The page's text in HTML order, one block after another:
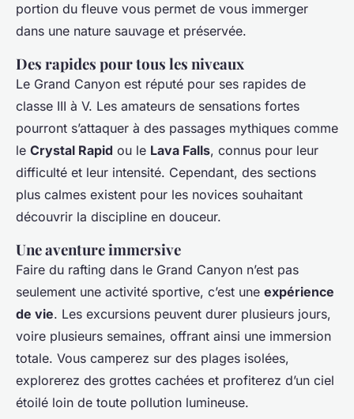
portion du fleuve vous permet de vous immerger
dans une nature sauvage et préservée.
Des rapides pour tous les niveaux
Le Grand Canyon est réputé pour ses rapides de
classe III à V. Les amateurs de sensations fortes
pourront s’attaquer à des passages mythiques comme
le Crystal Rapid ou le Lava Falls, connus pour leur
difficulté et leur intensité. Cependant, des sections
plus calmes existent pour les novices souhaitant
découvrir la discipline en douceur.
Une aventure immersive
Faire du rafting dans le Grand Canyon n’est pas
seulement une activité sportive, c’est une expérience
de vie. Les excursions peuvent durer plusieurs jours,
voire plusieurs semaines, offrant ainsi une immersion
totale. Vous camperez sur des plages isolées,
explorerez des grottes cachées et profiterez d’un ciel
étoilé loin de toute pollution lumineuse.